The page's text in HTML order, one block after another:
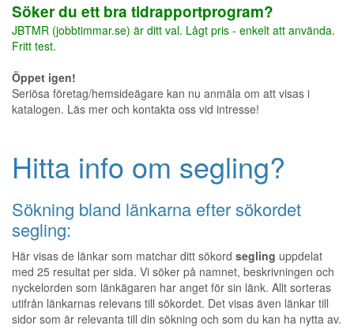
Söker du ett bra tidrapportprogram?
JBTMR (jobbtimmar.se) är ditt val. Lågt pris - enkelt att använda.
Fritt test.
Öppet igen!
Seriösa företag/hemsideägare kan nu anmäla om att visas i
katalogen. Läs mer och kontakta oss vid intresse!
Hitta info om segling?
Sökning bland länkarna efter sökordet
segling:
Här visas de länkar som matchar ditt sökord segling uppdelat
med 25 resultat per sida. Vi söker på namnet, beskrivningen och
nyckelorden som länkägaren har anget för sin länk. Allt sorteras
utifrån länkarnas relevans till sökordet. Det visas även länkar till
sidor som är relevanta till din sökning och som du kan ha nytta av.